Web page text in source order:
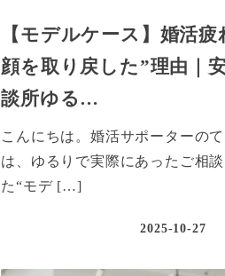
【モデルケース】婚活
顔を取り戻した”理由｜
談所ゆる…
こんにちは。婚活サポーターの
は、ゆるりで実際にあったご相
た“モデ […]
2025-10-27